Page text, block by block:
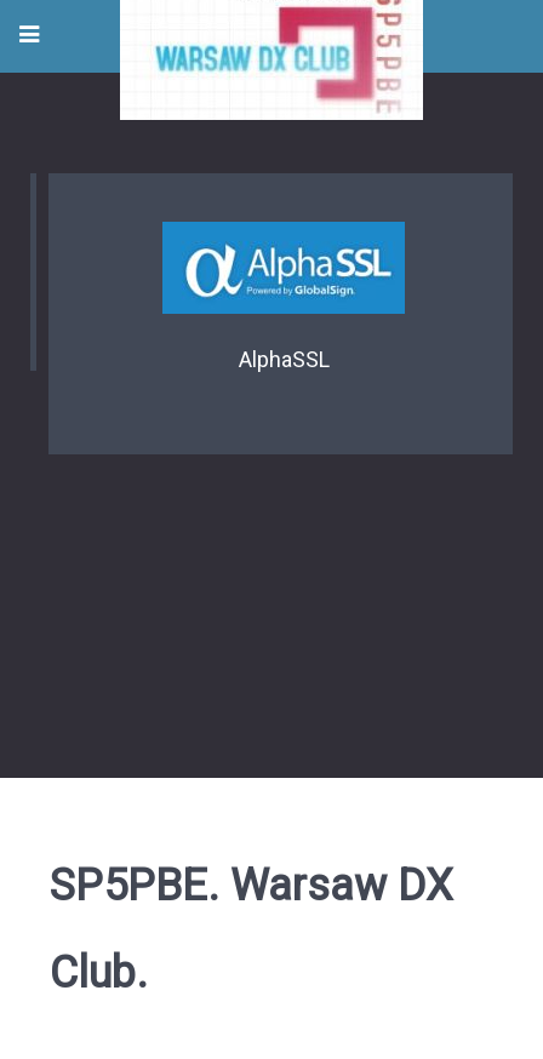
AlphaSSL
SP5PBE. Warsaw DX
Club.